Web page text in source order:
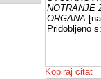
NOTRANJE
ORGANA
Pridobljeno
Kopiraj citat